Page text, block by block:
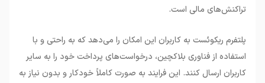
تراکنش‌های مالی است.
پلتفرم ریکوئست به کاربران این امکان را می‌دهد که به راحتی و با
استفاده از فناوری بلاکچین، درخواست‌های پرداخت خود را به سایر
کاربران ارسال کنند. این فرایند به صورت کاملاً خودکار و بدون نیاز به